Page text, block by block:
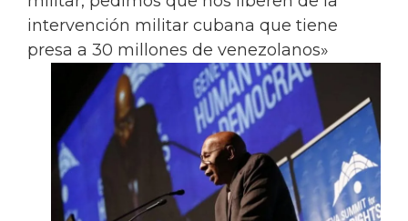
intervención militar cubana que tiene
presa a 30 millones de venezolanos»